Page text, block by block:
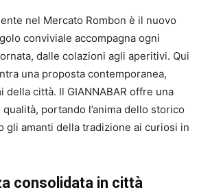
nel Mercato Rombon è il nuovo
conviviale accompagna ogni
dalle colazioni agli aperitivi. Qui
una proposta contemporanea,
della città. Il GIANNABAR offre una
portando l’anima dello storico
gli amanti della tradizione ai curiosi in
consolidata in città